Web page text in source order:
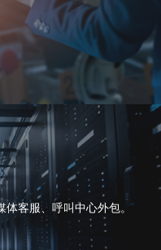
体客服、呼叫中心外包。